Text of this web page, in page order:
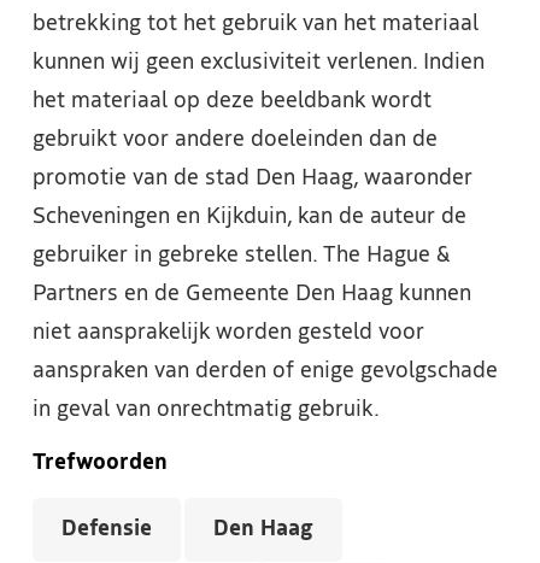
betrekking tot het gebruik van het materiaal
kunnen wij geen exclusiviteit verlenen. Indien
het materiaal op deze beeldbank wordt
gebruikt voor andere doeleinden dan de
promotie van de stad Den Haag, waaronder
Scheveningen en Kijkduin, kan de auteur de
gebruiker in gebreke stellen. The Hague &
Partners en de Gemeente Den Haag kunnen
niet aansprakelijk worden gesteld voor
aanspraken van derden of enige gevolgschade
in geval van onrechtmatig gebruik.
Trefwoorden
Defensie Den Haag